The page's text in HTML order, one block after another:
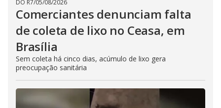
DO R7/05/08/2026
Comerciantes denunciam falta
de coleta de lixo no Ceasa, em
Brasília
Sem coleta há cinco dias, acúmulo de lixo gera
preocupação sanitária